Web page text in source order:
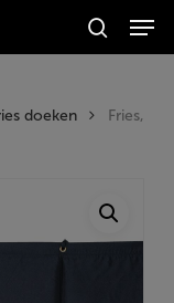
Zoeken
doeken
Fries,